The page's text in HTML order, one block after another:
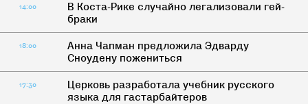
14:00
В Коста-Рике случайно легализовали гей-
браки
18:00
Анна Чапман предложила Эдварду
Сноудену пожениться
17:30
Церковь разработала учебник русского
языка для гастарбайтеров